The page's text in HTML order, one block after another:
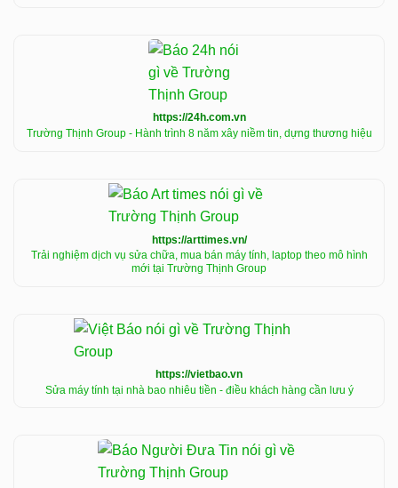
https://24h.com.vn
Trường Thịnh Group - Hành trình 8 năm xây niềm tin, dựng thương hiệu
https://arttimes.vn/
Trải nghiệm dịch vụ sửa chữa, mua bán máy tính, laptop theo mô hình
mới tại Trường Thịnh Group
https://vietbao.vn
Sửa máy tính tại nhà bao nhiêu tiền - điều khách hàng cần lưu ý